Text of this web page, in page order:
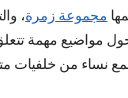
مجموعة زمرة،
مواضيع مهمة
نساء من خلفيات